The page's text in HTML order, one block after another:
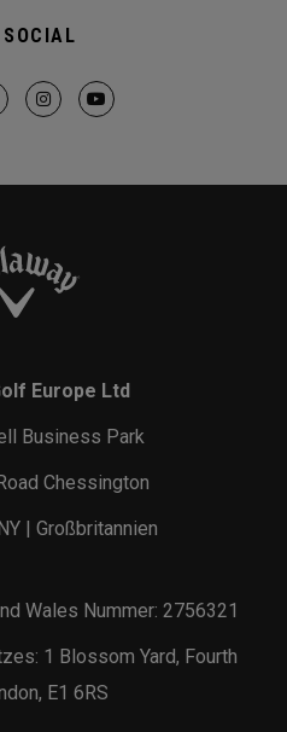
Europe Ltd
Business Park
Chessington
| Großbritannien
Wales Nummer: 2756321
1 Blossom Yard, Fourth
E1 6RS